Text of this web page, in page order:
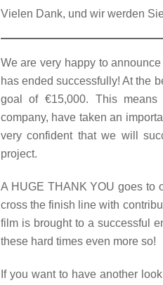
Vielen Dank, und wir werden
We are very happy to
has ended successfully! At the
goal of €15,000. This
company, have taken an
very confident that we will
project.
A HUGE THANK YOU goes to
cross the finish line with
film is brought to a successful
these hard times even more so!
If you want to have another